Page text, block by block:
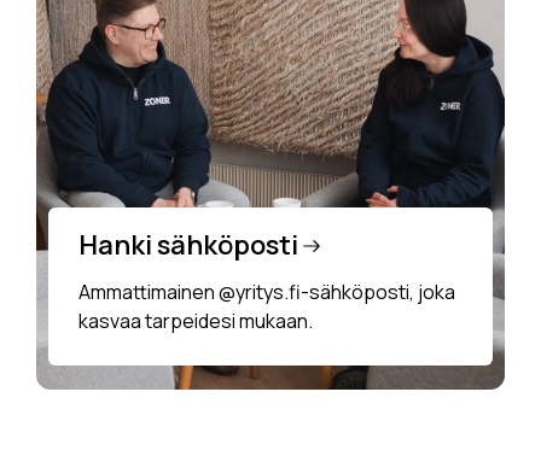
Hanki sähköposti
Ammattimainen @yritys.fi-sähköposti, joka
kasvaa tarpeidesi mukaan.